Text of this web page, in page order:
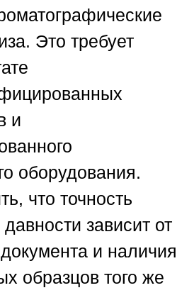
Это требует
и
оборудования.
что точность
зависит от
и наличия
образцов того же